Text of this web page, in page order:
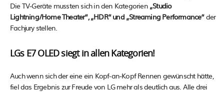
Die TV-Geräte mussten sich in den Kategorien„Studio
Lightning/Home Theater“, „HDR“ und „Streaming Performance“der
Fachjury stellen.
LGs E7 OLED siegt in allen Kategorien!
Auch wenn sich der eine ein Kopf-an-Kopf Rennen gewünscht hätte,
fiel das Ergebnis zur Freude von LG mehr als deutlich aus. Alle drei